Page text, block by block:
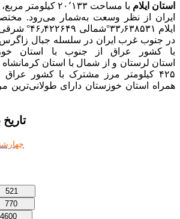
استان ایلام
با مساحت ۲۰٬۱۳۳
ایران از نظر وسعت به‌شمار می‌رود.
ایلام
در جنوب غرب ایران در سلسله جبال
با کشور عراق از جنوب با استان
استان لرستان و از شمال با استان
۴۲۵ کیلومتر مرز مشترک با کشور
همراه استان خوزستان دارای طولانی‌ترین
چهارشنبه, 14 مرداد
521
770
4600